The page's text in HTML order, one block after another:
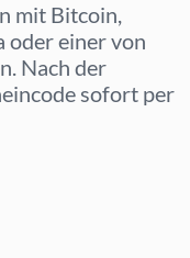
mit Bitcoin,
oder einer von
Nach der
sofort per